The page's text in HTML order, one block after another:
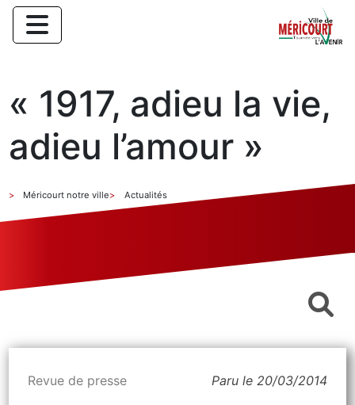
« 1917, adieu la vie,
adieu l’amour »
Méricourt notre ville Actualités
Revue de presse Paru le 20/03/2014